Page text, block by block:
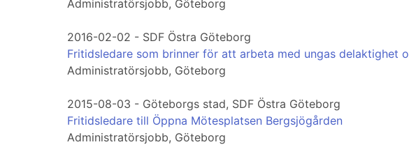
Administratörsjobb, Göteborg
2016-02-02 - SDF Östra Göteborg
Fritidsledare som brinner för att arbeta med ungas delaktighet o
Administratörsjobb, Göteborg
2015-08-03 - Göteborgs stad, SDF Östra Göteborg
Fritidsledare till Öppna Mötesplatsen Bergsjögården
Administratörsjobb, Göteborg